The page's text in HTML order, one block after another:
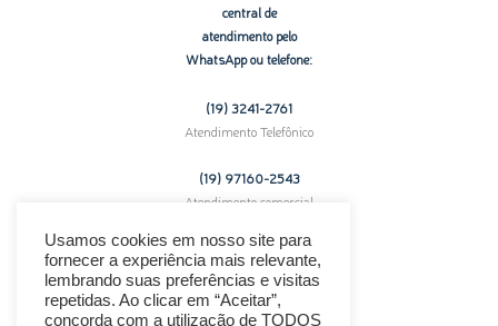
central de
atendimento pelo
WhatsApp ou telefone:
(19) 3241-2761
Atendimento Telefônico
(19) 97160-2543
Atendimento comercial
Enfrentando problemas técnicos?
Clique aqui para suporte.
Usamos cookies em nosso site para
fornecer a experiência mais relevante,
lembrando suas preferências e visitas
repetidas. Ao clicar em “Aceitar”,
concorda com a utilização de TODOS